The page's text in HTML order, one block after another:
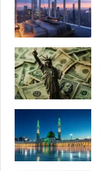
м
и
н
а
п
о
ч
в
н
е